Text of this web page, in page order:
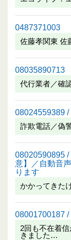
0487371003
佐藤孝関東 佐
08035890713
代行業者／確
08024559389 /
詐欺電話／偽
08020590895
意】／自動音
ります
かかってきた
08001700187 /
2回も不在着
きました…